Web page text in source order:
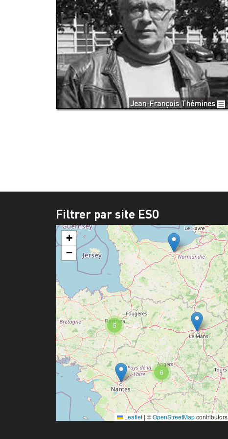
Jean-François Thémines
Filtrer par site ESO
6
5
+
−
Leaflet | ©OpenStreetMapcontributors